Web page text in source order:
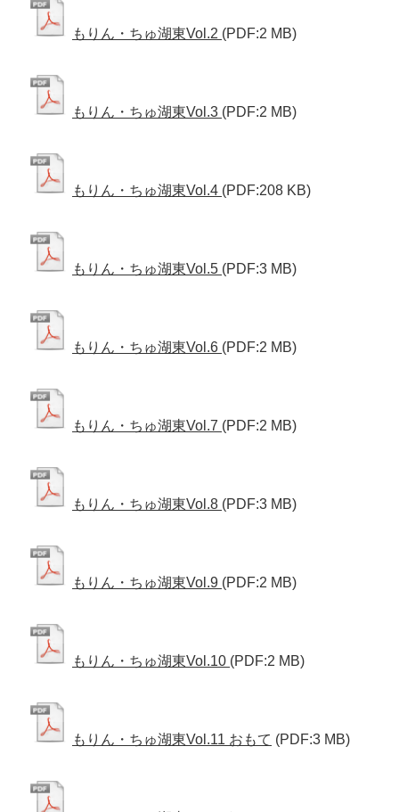
もりん・ちゅ湖東Vol.2 (PDF:2 MB)
もりん・ちゅ湖東Vol.3 (PDF:2 MB)
もりん・ちゅ湖東Vol.4 (PDF:208 KB)
もりん・ちゅ湖東Vol.5 (PDF:3 MB)
もりん・ちゅ湖東Vol.6 (PDF:2 MB)
もりん・ちゅ湖東Vol.7 (PDF:2 MB)
もりん・ちゅ湖東Vol.8 (PDF:3 MB)
もりん・ちゅ湖東Vol.9 (PDF:2 MB)
もりん・ちゅ湖東Vol.10 (PDF:2 MB)
もりん・ちゅ湖東Vol.11 おもて (PDF:3 MB)